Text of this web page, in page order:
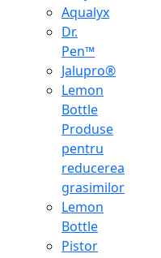
Aqualyx
Dr.
Pen™
Jalupro®
Lemon
Bottle
Produse
pentru
reducerea
grasimilor
Lemon
Bottle
Pistor